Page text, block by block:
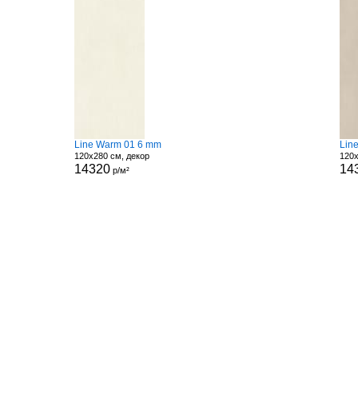
Line Warm 01 6 mm
120x280 см, декор
14320р/м²